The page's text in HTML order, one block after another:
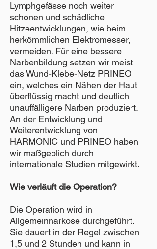
Lymphgefässe noch weiter
schonen und schädliche
Hitzeentwicklungen, wie beim
herkömmlichen Elektromesser,
vermeiden. Für eine bessere
Narbenbildung setzen wir meist
das Wund-Klebe-Netz PRINEO
ein, welches ein Nähen der Haut
überflüssig macht und deutlich
unauffälligere Narben produziert.
An der Entwicklung und
Weiterentwicklung von
HARMONIC und PRINEO haben
wir maßgeblich durch
internationale Studien mitgewirkt.
Wie verläuft die Operation?
Die Operation wird in
Allgemeinnarkose durchgeführt.
Sie dauert in der Regel zwischen
1,5 und 2 Stunden und kann in